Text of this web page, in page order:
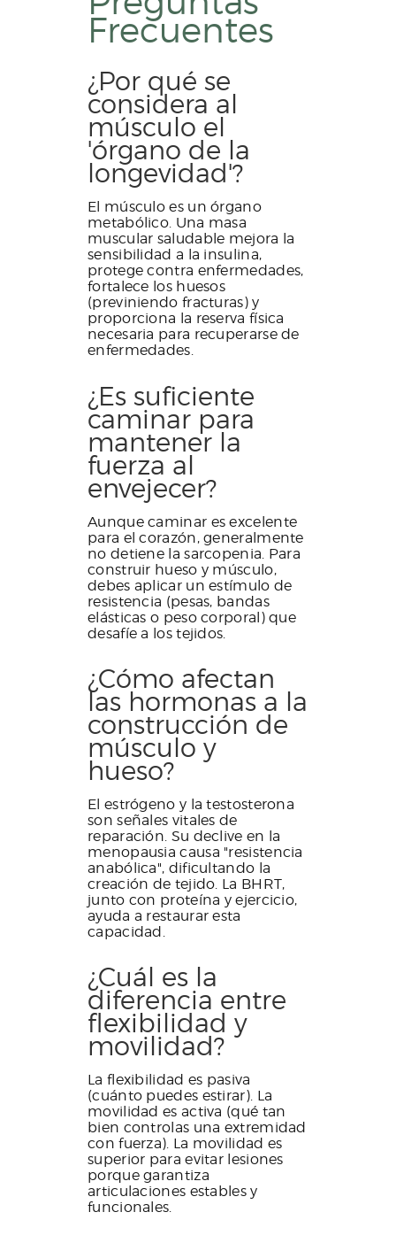
Frecuentes
¿Por qué se
considera al
músculo el
'órgano de la
longevidad'?
El músculo es un órgano
metabólico. Una masa
muscular saludable mejora la
sensibilidad a la insulina,
protege contra enfermedades,
fortalece los huesos
(previniendo fracturas) y
proporciona la reserva física
necesaria para recuperarse de
enfermedades.
¿Es suficiente
caminar para
mantener la
fuerza al
envejecer?
Aunque caminar es excelente
para el corazón, generalmente
no detiene la sarcopenia. Para
construir hueso y músculo,
debes aplicar un estímulo de
resistencia (pesas, bandas
elásticas o peso corporal) que
desafíe a los tejidos.
¿Cómo afectan
las hormonas a la
construcción de
músculo y
hueso?
El estrógeno y la testosterona
son señales vitales de
reparación. Su declive en la
menopausia causa "resistencia
anabólica", dificultando la
creación de tejido. La BHRT,
junto con proteína y ejercicio,
ayuda a restaurar esta
capacidad.
¿Cuál es la
diferencia entre
flexibilidad y
movilidad?
La flexibilidad es pasiva
(cuánto puedes estirar). La
movilidad es activa (qué tan
bien controlas una extremidad
con fuerza). La movilidad es
superior para evitar lesiones
porque garantiza
articulaciones estables y
funcionales.